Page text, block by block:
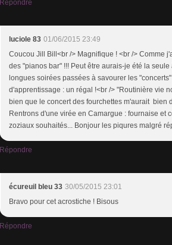
Répondre
luciole 83 01/06/2015 23:49
Coucou Jill Bill<br /> Magnifique ! <br /> Comme
des "pianos bar" !!! Peut être aurais-je été la
longues soirées passées à savourer les
d'apprentissage : un régal !<br /> "Routinière vie
bien que le concert des fourchettes m'aurait bien
Rentrons d'une virée en Camargue : fournaise et
zoziaux souhaités... Bonjour les piqures malgré
Répondre
écureuil bleu 33 30/05/2015 23:01
Bravo pour cet acrostiche ! Bisous
Répondre